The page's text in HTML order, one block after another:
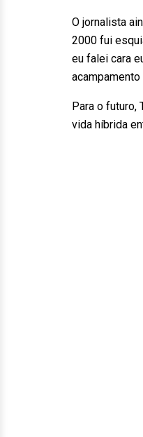
O jornalista
2000 fui
eu falei cara
Para o futuro,
vida híbrida